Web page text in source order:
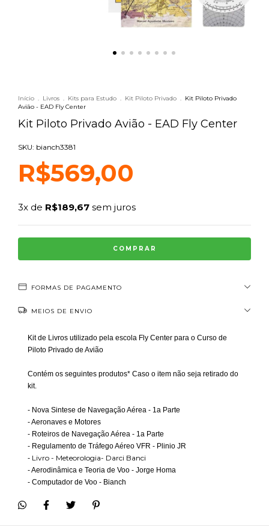
Início Livros Kits para Estudo Kit Piloto Privado
Kit Piloto Privado
Avião - EAD Fly Center
Kit Piloto Privado Avião - EAD Fly Center
SKU: bianch3381
R$569,00
3x de R$189,67 sem juros
FORMAS DE PAGAMENTO
MEIOS DE ENVIO
Kit de Livros utilizado pela escola Fly Center para o Curso de
Piloto Privado de Avião
Contém os seguintes produtos* Caso o item não seja retirado do
kit.
- Nova Sintese de Navegação Aérea - 1a Parte
- Aeronaves e Motores
- Roteiros de Navegação Aérea - 1a Parte
- Regulamento de Tráfego Aéreo VFR - Plinio JR
- Livro - Meteorologia- Darci Banci
- Aerodinâmica e Teoria de Voo - Jorge Homa
- Computador de Voo - Bianch